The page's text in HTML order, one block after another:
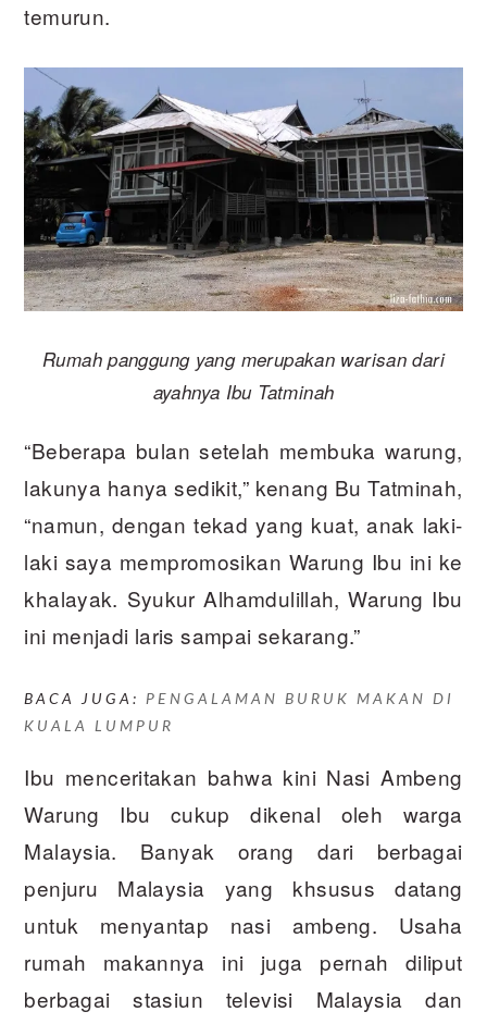
temurun.
Rumah panggung yang merupakan warisan dari
ayahnya Ibu Tatminah
“Beberapa bulan setelah membuka warung,
lakunya hanya sedikit,” kenang Bu Tatminah,
“namun, dengan tekad yang kuat, anak laki-
laki saya mempromosikan Warung Ibu ini ke
khalayak. Syukur Alhamdulillah, Warung Ibu
ini menjadi laris sampai sekarang.”
BACA JUGA:PENGALAMAN BURUK MAKAN DI
KUALA LUMPUR
Ibu menceritakan bahwa kini Nasi Ambeng
Warung Ibu cukup dikenal oleh warga
Malaysia. Banyak orang dari berbagai
penjuru Malaysia yang khsusus datang
untuk menyantap nasi ambeng. Usaha
rumah makannya ini juga pernah diliput
berbagai stasiun televisi Malaysia dan